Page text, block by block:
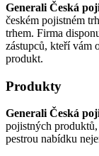
Generali Česká
českém pojistném
trhem. Firma
zástupců, kteří vám
produkt.
Produkty
Generali Česká
pojistných
pestrou nabídku